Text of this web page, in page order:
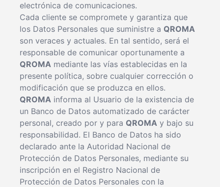
electrónica de comunicaciones.
Cada cliente se compromete y garantiza que
los Datos Personales que suministre a QROMA
son veraces y actuales. En tal sentido, será el
responsable de comunicar oportunamente a
QROMA mediante las vías establecidas en la
presente política, sobre cualquier corrección o
modificación que se produzca en ellos.
QROMA informa al Usuario de la existencia de
un Banco de Datos automatizado de carácter
personal, creado por y para QROMA y bajo su
responsabilidad. El Banco de Datos ha sido
declarado ante la Autoridad Nacional de
Protección de Datos Personales, mediante su
inscripción en el Registro Nacional de
Protección de Datos Personales con la